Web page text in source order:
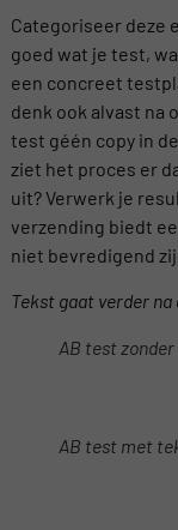
Categoriseer deze
goed wat je test,
een concreet
denk ook alvast na
test géén copy in
ziet het proces er
uit? Verwerk je
verzending biedt
niet bevredigend
Tekst gaat verder
AB test
AB test met